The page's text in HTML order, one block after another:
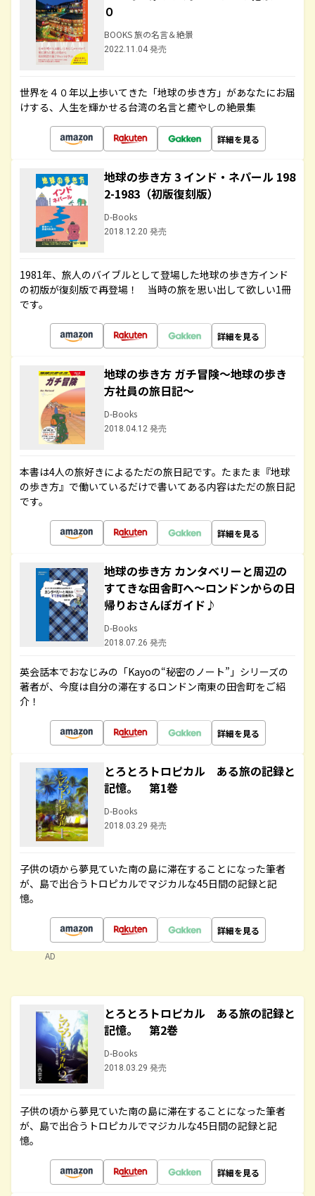
０
BOOKS 旅の名言＆絶景
2022.11.04 発売
世界を４０年以上歩いてきた「地球の歩き方」があなたにお届
けする、人生を輝かせる台湾の名言と癒やしの絶景集
詳細を見る
地球の歩き方 3 インド・ネパール 198
2-1983（初版復刻版）
D-Books
2018.12.20 発売
1981年、旅人のバイブルとして登場した地球の歩き方インド
の初版が復刻版で再登場！ 当時の旅を思い出して欲しい1冊
です。
詳細を見る
地球の歩き方 ガチ冒険～地球の歩き
方社員の旅日記～
D-Books
2018.04.12 発売
本書は4人の旅好きによるただの旅日記です。たまたま『地球
の歩き方』で働いているだけで書いてある内容はただの旅日記
です。
詳細を見る
地球の歩き方 カンタベリーと周辺の
すてきな田舎町へ～ロンドンからの日
帰りおさんぽガイド♪
D-Books
2018.07.26 発売
英会話本でおなじみの「Kayoの“秘密のノート”」シリーズの
著者が、今度は自分の滞在するロンドン南東の田舎町をご紹
介！
詳細を見る
とろとろトロピカル ある旅の記録と
記憶。 第1巻
D-Books
2018.03.29 発売
子供の頃から夢見ていた南の島に滞在することになった筆者
が、島で出合うトロピカルでマジカルな45日間の記録と記
憶。
詳細を見る
AD
とろとろトロピカル ある旅の記録と
記憶。 第2巻
D-Books
2018.03.29 発売
子供の頃から夢見ていた南の島に滞在することになった筆者
が、島で出合うトロピカルでマジカルな45日間の記録と記
憶。
詳細を見る